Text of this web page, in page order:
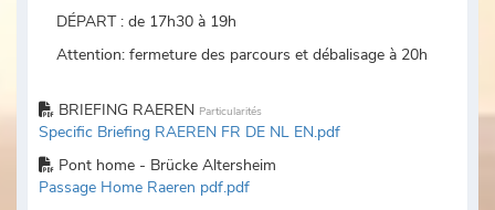
DÉPART : de 17h30 à 19h
Attention: fermeture des parcours et débalisage à 20h
BRIEFING RAEREN Particularités
Specific Briefing RAEREN FR DE NL EN.pdf
Pont home - Brücke Altersheim
Passage Home Raeren pdf.pdf